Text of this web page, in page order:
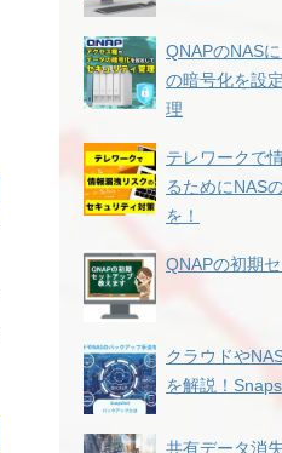
QNAPのNAS
の暗号化を設
理
テレワークで
るためにNAS
を！
QNAPの初期
クラウドや
を解説！
共有データ消